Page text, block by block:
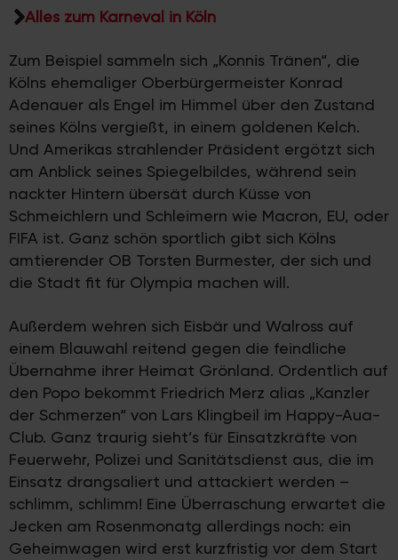
Alles zum Karneval in Köln
Zum Beispiel sammeln sich „Konnis Tränen“, die
Kölns ehemaliger Oberbürgermeister Konrad
Adenauer als Engel im Himmel über den Zustand
seines Kölns vergießt, in einem goldenen Kelch.
Und Amerikas strahlender Präsident ergötzt sich
am Anblick seines Spiegelbildes, während sein
nackter Hintern übersät durch Küsse von
Schmeichlern und Schleimern wie Macron, EU, oder
FIFA ist. Ganz schön sportlich gibt sich Kölns
amtierender OB Torsten Burmester, der sich und
die Stadt fit für Olympia machen will.
Außerdem wehren sich Eisbär und Walross auf
einem Blauwahl reitend gegen die feindliche
Übernahme ihrer Heimat Grönland. Ordentlich auf
den Popo bekommt Friedrich Merz alias „Kanzler
der Schmerzen“ von Lars Klingbeil im Happy-Aua-
Club. Ganz traurig sieht’s für Einsatzkräfte von
Feuerwehr, Polizei und Sanitätsdienst aus, die im
Einsatz drangsaliert und attackiert werden –
schlimm, schlimm! Eine Überraschung erwartet die
Jecken am Rosenmonatg allerdings noch: ein
Geheimwagen wird erst kurzfristig vor dem Start